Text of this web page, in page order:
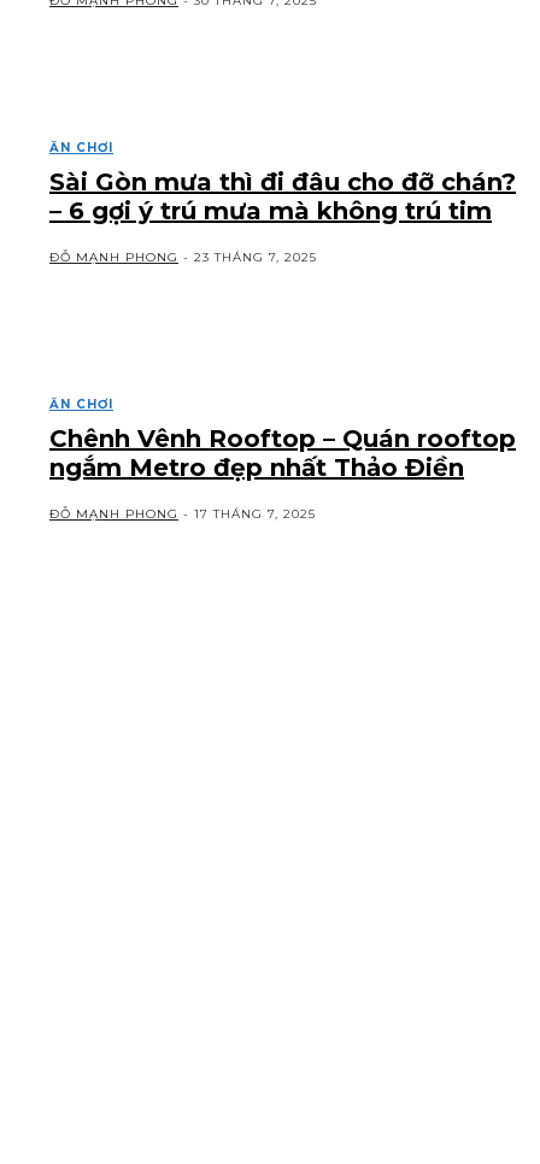
ĂN CHƠI
Sài Gòn mưa thì đi đâu cho đỡ chán?
– 6 gợi ý trú mưa mà không trú tim
ĐỖ MẠNH PHONG - 23 THÁNG 7, 2025
ĂN CHƠI
Chênh Vênh Rooftop – Quán rooftop
ngắm Metro đẹp nhất Thảo Điền
ĐỖ MẠNH PHONG - 17 THÁNG 7, 2025